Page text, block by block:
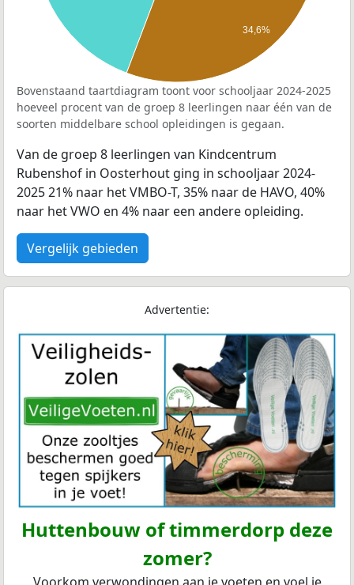
34,6%
Bovenstaand taartdiagram toont voor schooljaar 2024-2025
hoeveel procent van de groep 8 leerlingen naar één van de
soorten middelbare school opleidingen is gegaan.
Van de groep 8 leerlingen van Kindcentrum
Rubenshof in Oosterhout ging in schooljaar 2024-
2025 21% naar het VMBO-T, 35% naar de HAVO, 40%
naar het VWO en 4% naar een andere opleiding.
Vergelijk gebieden
Advertentie:
Huttenbouw of timmerdorp deze
zomer?